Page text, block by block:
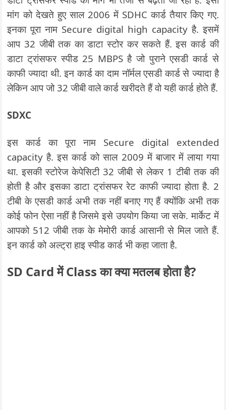
मांग को देखते हुए साल 2006 में SDHC कार्ड तैयार किए गए.
इनका पूरा नाम Secure digital high capacity है. इसमें
आप 32 जीबी तक का डाटा स्टोर कर सकते हैं. इस कार्ड की
डाटा ट्रांसफर स्पीड 25 MBPS है जो पुराने एसडी कार्ड से
काफी ज्यादा थी. इन कार्ड का दाम नॉर्मल एसडी कार्ड से ज्यादा है
लेकिन आप जो 32 जीबी वाले कार्ड खरीदते हैं वो यही कार्ड होते हैं.
SDXC
इस कार्ड का पूरा नाम Secure digital extended
capacity है. इस कार्ड को साल 2009 में बाजार में लाया गया
था. इसकी स्टोरेज केपेसिटी 32 जीबी से लेकर 1 टीबी तक की
होती है और इसका डाटा ट्रांसफर रेट काफी ज्यादा होता है. 2
टीबी के एसडी कार्ड अभी तक नहीं बनाए गए हैं क्योंकि अभी तक
कोई फोन ऐसा नहीं है जिसमे इसे उपयोग किया जा सके. मार्केट में
आपको 512 जीबी तक के मेमोरी कार्ड आसानी से मिल जाते हैं.
इन कार्ड को अल्ट्रा हाइ स्पीड कार्ड भी कहा जाता है.
SD Card में Class का क्या मतलब होता है?